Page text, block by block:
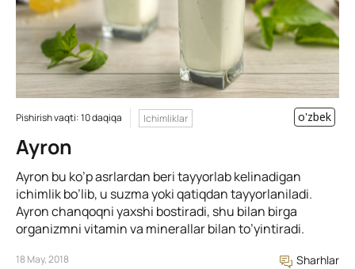
Pishirish vaqti: 10 daqiqa Ichimliklar o'zbek
Ayron
Ayron bu ko’p asrlardan beri tayyorlab kelinadigan
ichimlik bo’lib, u suzma yoki qatiqdan tayyorlaniladi.
Ayron chanqoqni yaxshi bostiradi, shu bilan birga
organizmni vitamin va minerallar bilan to’yintiradi.
18 May, 2018 Sharhlar